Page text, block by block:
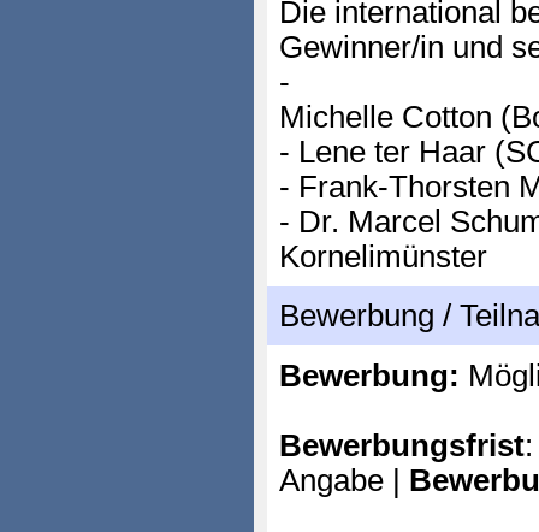
Die international
Gewinner/in und
-
Michelle Cotton
- Lene ter Haar
- Frank-Thorsten
- Dr. Marcel
Kornelimünster
Bewerbung /
Bewerbung:
Bewerbungsfrist
Angabe |